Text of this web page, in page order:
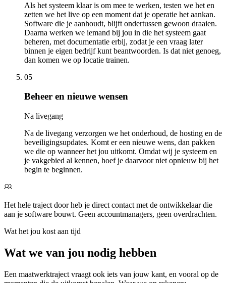
Als het systeem klaar is om mee te werken, testen we het en
zetten we het live op een moment dat je operatie het aankan.
Software die je aanhoudt, blijft ondertussen gewoon draaien.
Daarna werken we iemand bij jou in die het systeem gaat
beheren, met documentatie erbij, zodat je een vraag later
binnen je eigen bedrijf kunt beantwoorden. Is dat niet genoeg,
dan komen we op locatie trainen.
05
Beheer en nieuwe wensen
Na livegang
Na de livegang verzorgen we het onderhoud, de hosting en de
beveiligingsupdates. Komt er een nieuwe wens, dan pakken
we die op wanneer het jou uitkomt. Omdat wij je systeem en
je vakgebied al kennen, hoef je daarvoor niet opnieuw bij het
begin te beginnen.
Het hele traject door heb je direct contact met de ontwikkelaar die
aan je software bouwt. Geen accountmanagers, geen overdrachten.
Wat het jou kost aan tijd
Wat we van jou nodig hebben
Een maatwerktraject vraagt ook iets van jouw kant, en vooral op de